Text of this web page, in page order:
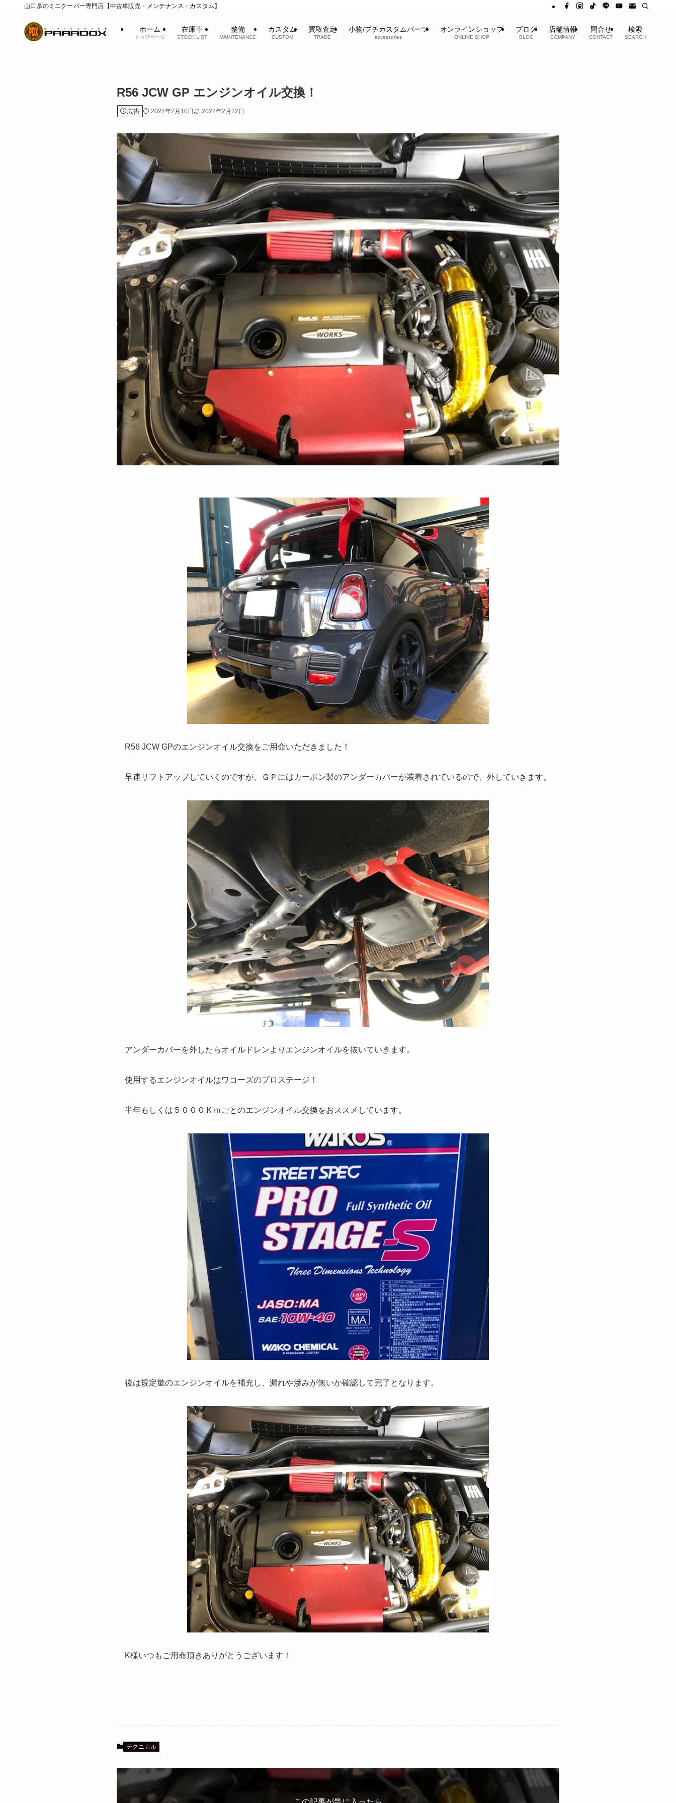
山口県のミニクーパー専門店【中古車販売・メンテナンス・カスタム】
ホーム
トップページ
在庫車
STOCK LIST
整備
MAINTENANCE
カスタム
CUSTOM
買取査定
TRADE
小物/プチカスタムパーツ
accessories
オンラインショップ
ONLINE SHOP
ブログ
BLOG
店舗情報
COMPANY
問合せ
CONTACT
検索
SEARCH
R56 JCW GP エンジンオイル交換！
広告 2022年2月10日 2022年2月22日
R56 JCW GPのエンジンオイル交換をご用命いただきました！
早速リフトアップしていくのですが、ＧＰにはカーボン製のアンダーカバーが装着されているので、外していきます。
アンダーカバーを外したらオイルドレンよりエンジンオイルを抜いていきます。
使用するエンジンオイルはワコーズのプロステージ！
半年もしくは５０００Ｋｍごとのエンジンオイル交換をおススメしています。
後は規定量のエンジンオイルを補充し、漏れや滲みが無いか確認して完了となります。
K様いつもご用命頂きありがとうございます！
テクニカル